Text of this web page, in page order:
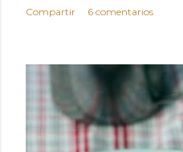
Compartir 6 comentarios